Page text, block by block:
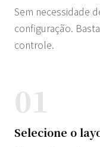
Sem necessidade
configuração.
controle.
01
Selecione o